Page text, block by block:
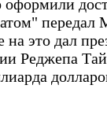
передал
на это дал
Реджепа